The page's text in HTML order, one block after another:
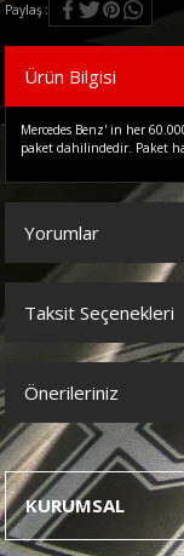
Paylaş
Ürün Bilgisi
Mercedes Benz' in her
paket dahilindedir. Paket
Yorumlar
Bu
Taksit Seçenekleri
Önerileriniz
Bu ürünün fiyat
konularda yetersiz
tarafımıza
Görüş ve önerileriniz
KURUMSAL